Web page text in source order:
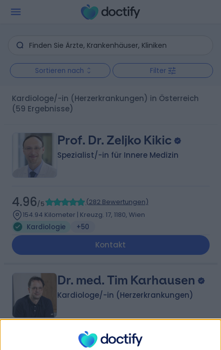
Sortieren nach Filter
Kardiologe/-in (Herzerkrankungen) in Österreich
(59 Ergebnisse)
Prof. Dr. Zeljko Kikic
Spezialist/-in für Innere Medizin
4.96/5 (282 Bewertungen)
154.94 Kilometer | Kreuzg. 17, 1180, Wien
Kardiologie
+50
Kontakt
Dr. med. Tim Karhausen
Kardiologe/-in (Herzerkrankungen)
(24 Bewertungen)